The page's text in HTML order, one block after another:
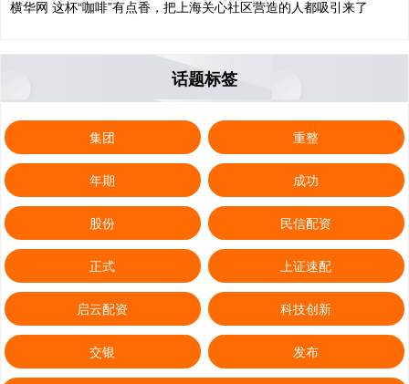
横华网 这杯“咖啡”有点香，把上海关心社区营造的人都吸引来了
话题标签
集团 重整
年期 成功
股份 民信配资
正式 上证速配
启云配资 科技创新
交银 发布